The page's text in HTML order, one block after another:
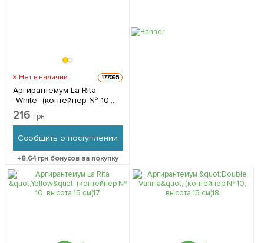
Нет в наличии 177095
Аргирантемум La Rita
"White" (контейнер № 10,
высота 15 см) 1 саженец в
упаковке
216 грн
Сообщить о поступлении
+8.64грн бонусов за покупку